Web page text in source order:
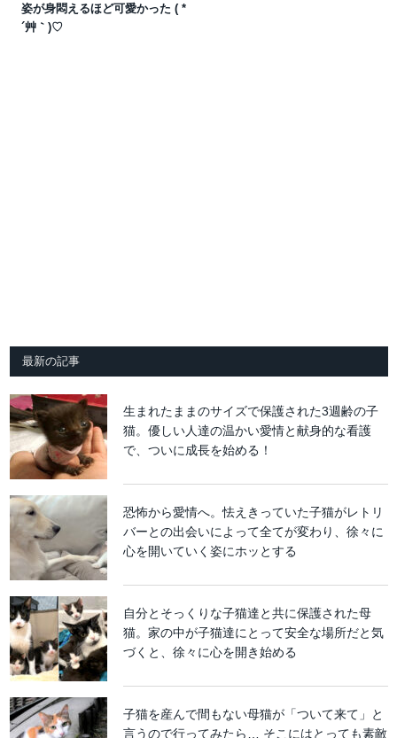
姿が身悶えるほど可愛かった ( *
´艸｀)♡
最新の記事
生まれたままのサイズで保護された3週齢の子
猫。優しい人達の温かい愛情と献身的な看護
で、ついに成長を始める！
恐怖から愛情へ。怯えきっていた子猫がレトリ
バーとの出会いによって全てが変わり、徐々に
心を開いていく姿にホッとする
自分とそっくりな子猫達と共に保護された母
猫。家の中が子猫達にとって安全な場所だと気
づくと、徐々に心を開き始める
子猫を産んで間もない母猫が「ついて来て」と
言うので行ってみたら… そこにはとっても素敵